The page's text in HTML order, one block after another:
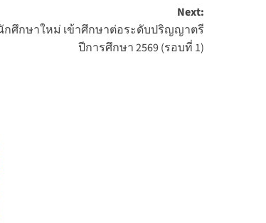
Next:
ศึกษาใหม่ เข้าศึกษาต่อระดับปริญญาตรี
ปีการศึกษา 2569 (รอบที่ 1)